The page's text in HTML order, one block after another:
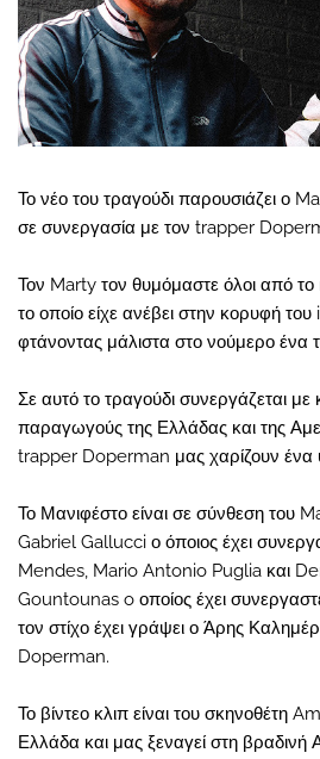
Το νέο του τραγούδι παρουσιάζει ο
σε συνεργασία με τον trapper
Τον Marty τον θυμόμαστε όλοι από
το οποίο είχε ανέβει στην κορυφή
φτάνοντας μάλιστα στο νούμερο ένα
Σε αυτό το τραγούδι συνεργάζεται με
παραγωγούς της Ελλάδας και της
trapper Doperman μας χαρίζουν ένα
Το Μανιφέστο είναι σε σύνθεση του
Gabriel Gallucci ο όποιος έχει
Mendes, Mario Antonio Puglia και
Gountounas o οποίος έχει
τον στίχο έχει γράψει ο Άρης
Doperman.
Το βίντεο κλιπ είναι του σκηνοθέτη
Ελλάδα και μας ξεναγεί στη βραδινή